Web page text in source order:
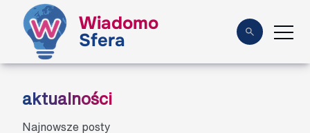
Wiadomo
Sfera
aktualności
Najnowsze posty